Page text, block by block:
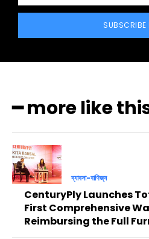
SUBSCRIBE
━ more like
ব্যাবসা-বাণিজ্য
CenturyPly Launches
First Comprehensive
Reimbursing the Full